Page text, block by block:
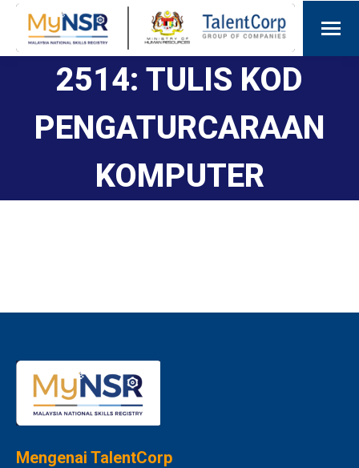
2514: TULIS KOD
PENGATURCARAAN
KOMPUTER
Mengenai TalentCorp